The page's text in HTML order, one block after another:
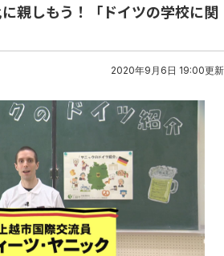
に親しもう！「ドイツの学校に関
2020年9月6日 19:00更新